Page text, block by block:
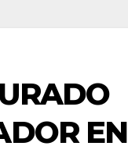
EN